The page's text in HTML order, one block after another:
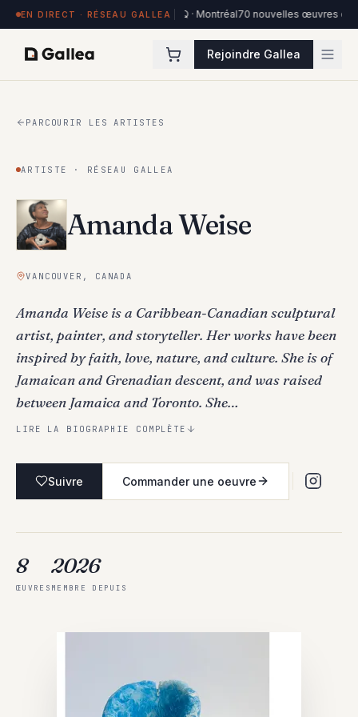
EN DIRECT · RÉSEAU GALLEA
exposées à Hôtel de l'ITHQ · Montréal70 nouvelles œuvres dans la
Rejoindre Gallea
PARCOURIR LES ARTISTES
ARTISTE · RÉSEAU GALLEA
Amanda Weise
VANCOUVER, CANADA
Amanda Weise is a Caribbean-Canadian sculptural
artist, painter, and storyteller. Her works have been
inspired by faith, love, nature, and culture. She is of
Jamaican and Grenadian descent, and was raised
between Jamaica and Toronto. She…
LIRE LA BIOGRAPHIE COMPLÈTE
Suivre Commander une oeuvre
8
ŒUVRES
2026
MEMBRE DEPUIS